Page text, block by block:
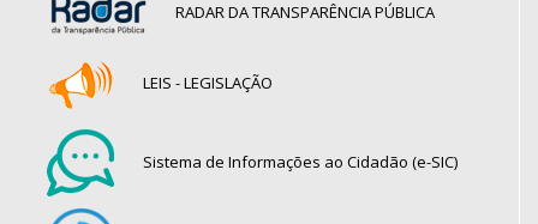
RADAR DA TRANSPARÊNCIA PÚBLICA
LEIS - LEGISLAÇÃO
Sistema de Informações ao Cidadão (e-SIC)